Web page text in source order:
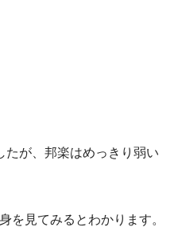
たが、邦楽はめっきり弱い
を見てみるとわかります。